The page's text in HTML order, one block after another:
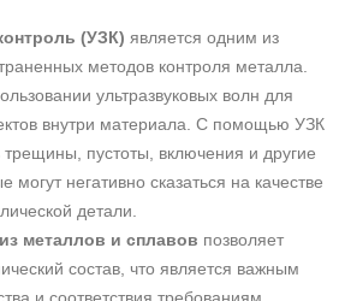
(УЗК) является одним из
методов контроля металла.
ультразвуковых волн для
внутри материала. С помощью УЗК
пустоты, включения и другие
могут негативно сказаться на качестве
детали.
металлов и сплавов позволяет
состав, что является важным